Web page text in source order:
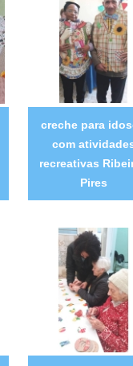
creche para
com
recreativas
Pires